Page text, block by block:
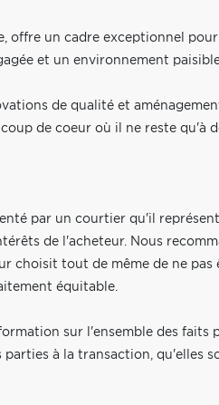
offre un cadre exceptionnel
et un environnement
de qualité et
de coeur où il ne reste qu'à
par un courtier qu'il
de l'acheteur. Nous
choisit tout de même de ne pas
équitable.
sur l'ensemble des faits
à la transaction, qu'elles